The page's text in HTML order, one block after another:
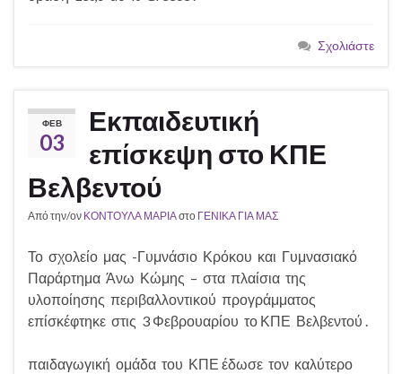
Σχολιάστε
ΦΕΒ
03
Εκπαιδευτική
επίσκεψη στο ΚΠΕ
Βελβεντού
Από την/ον ΚΟΝΤΟΥΛΑ ΜΑΡΙΑστο ΓΕΝΙΚΑ ΓΙΑ ΜΑΣ
Το σχολείο μας -Γυμνάσιο Κρόκου και Γυμνασιακό
Παράρτημα Άνω Κώμης – στα πλαίσια της
υλοποίησης περιβαλλοντικού προγράμματος
επίσκέφτηκε στις 3 Φεβρουαρίου το ΚΠΕ Βελβεντού .
παιδαγωγική ομάδα του ΚΠΕ έδωσε τον καλύτερο